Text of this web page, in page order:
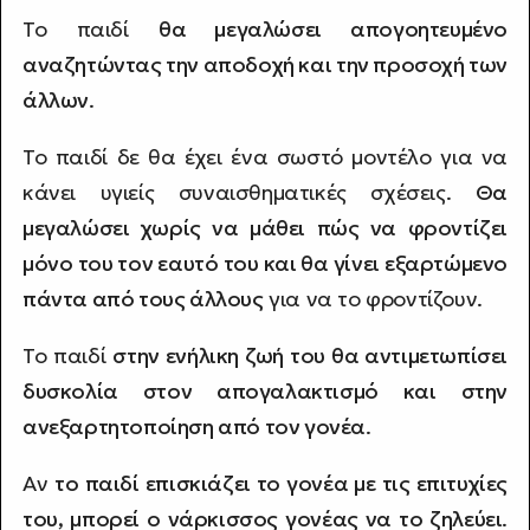
Το παιδί θα μεγαλώσει απογοητευμένο
αναζητώντας την αποδοχή και την προσοχή των
άλλων.
Το παιδί δε θα έχει ένα σωστό μοντέλο για να
κάνει υγιείς συναισθηματικές σχέσεις. Θα
μεγαλώσει χωρίς να μάθει πώς να φροντίζει
μόνο του τον εαυτό του και θα γίνει εξαρτώμενο
πάντα από τους άλλουςγια να το φροντίζουν.
Το παιδί στην ενήλικη ζωή του θα αντιμετωπίσει
δυσκολία στον απογαλακτισμό και στην
ανεξαρτητοποίηση από τον γονέα.
Αν το παιδί επισκιάζει το γονέα με τις επιτυχίες
του, μπορεί ο νάρκισσος γονέας να το ζηλεύει.